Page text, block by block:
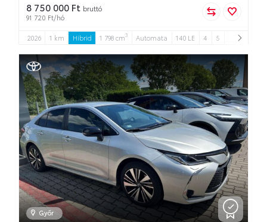
8 750 000 Ft bruttó
91 720 Ft/hó
2026 1 km Hibrid 1 798 cm3 Automata 140 LE 4 5
Győr